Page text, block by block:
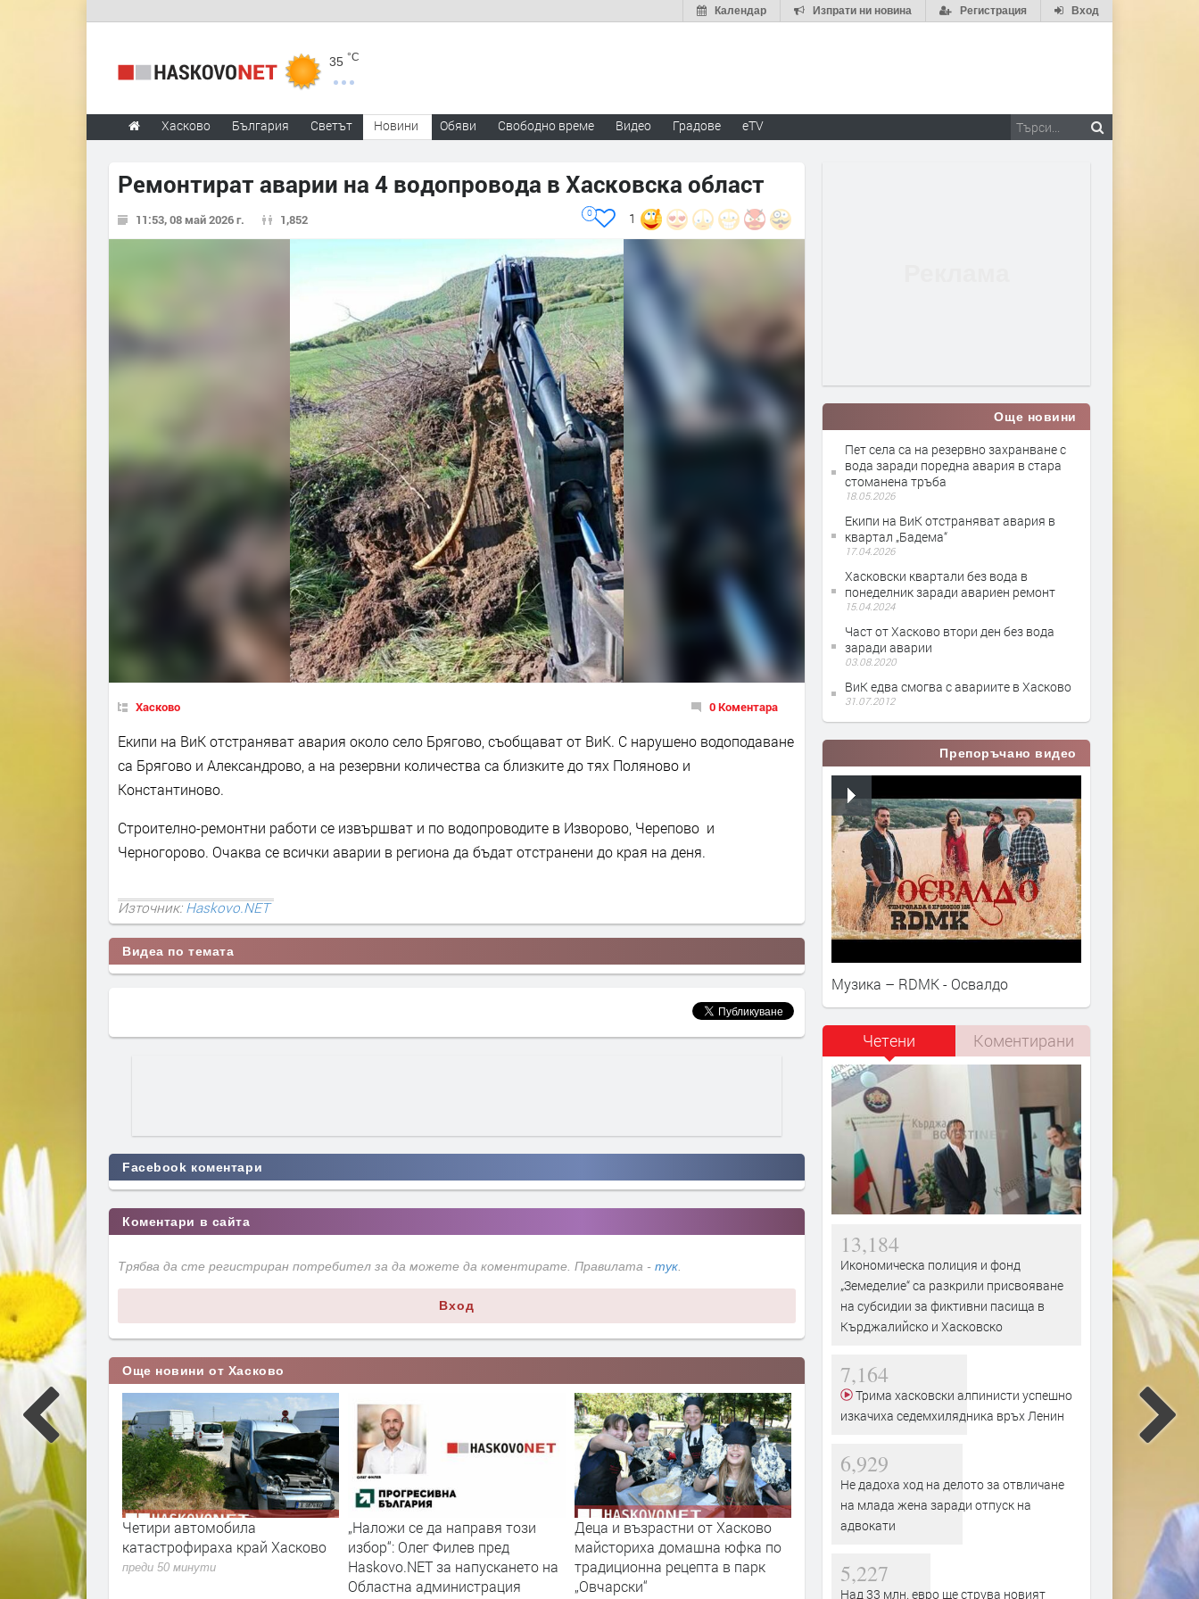
Вход
Регистрация
Изпрати ни новина
Календар
35 °C
Хасково България Светът Новини Обяви Свободно време Видео Градове eTV
Ремонтират аварии на 4 водопровода в Хасковска област
11:53, 08 май 2026 г. 1,852 1
0
Хасково 0 Коментара
Екипи на ВиК отстраняват авария около село Брягово, съобщават от ВиК. С нарушено водоподаване
са Брягово и Александрово, а на резервни количества са близките до тях Поляново и
Константиново.
Строително-ремонтни работи се извършват и по водопроводите в Изворово, Черепово и
Черногорово. Очаква се всички аварии в региона да бъдат отстранени до края на деня.
Източник:Haskovo.NET
Видеа по темата
Facebook коментари
Коментари в сайта
Трябва да сте регистриран потребител за да можете да коментирате. Правилата - тук.
Вход
Още новини от Хасково
в Хасково
Четири автомобила
катастрофираха край Хасково
преди 50 минути
„Наложи се да направя този
избор“: Олег Филев пред
Haskovo.NET за напускането на
Областна администрация
Деца и възрастни от Хасково
майсториха домашна юфка по
традиционна рецепта в парк
„Овчарски“
Жена пострада при
Манастир и Книжовник
преди 3 часа
Язовир „Тракиец“ с
дисбаланс: водата влиза
незабележимо, а
100 пъти по-голям
Още новини
Пет села са на резервно захранване с
вода заради поредна авария в стара
стоманена тръба
18.05.2026
Екипи на ВиК отстраняват авария в
квартал „Бадема“
17.04.2026
Хасковски квартали без вода в
понеделник заради авариен ремонт
15.04.2024
Част от Хасково втори ден без вода
заради аварии
03.08.2020
ВиК едва смогва с авариите в Хасково
31.07.2012
Препоръчано видео
Музика – RDMK - Освалдо
Четени Коментирани
13,184
Икономическа полиция и фонд
„Земеделие“ са разкрили присвояване
на субсидии за фиктивни пасища в
Кърджалийско и Хасковско
7,164
Трима хасковски алпинисти успешно
изкачиха седемхилядника връх Ленин
6,929
Не дадоха ход на делото за отвличане
на млада жена заради отпуск на
адвокати
5,227
Над 33 млн. евро ще струва новият